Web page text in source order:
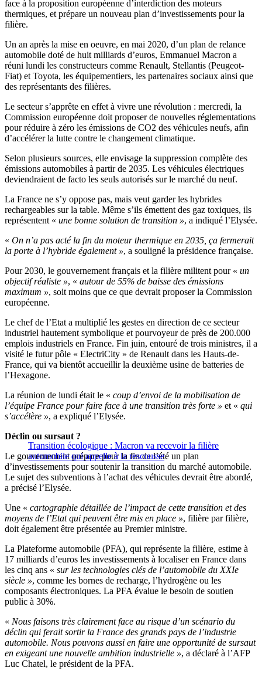
face à la proposition européenne d’interdiction des moteurs
thermiques, et prépare un nouveau plan d’investissements pour la
filière.
Un an après la mise en oeuvre, en mai 2020, d’un plan de relance
automobile doté de huit milliards d’euros, Emmanuel Macron a
réuni lundi les constructeurs comme Renault, Stellantis (Peugeot-
Fiat) et Toyota, les équipementiers, les partenaires sociaux ainsi que
des représentants des filières.
Le secteur s’apprête en effet à vivre une révolution : mercredi, la
Commission européenne doit proposer de nouvelles réglementations
pour réduire à zéro les émissions de CO2 des véhicules neufs, afin
d’accélérer la lutte contre le changement climatique.
Selon plusieurs sources, elle envisage la suppression complète des
émissions automobiles à partir de 2035. Les véhicules électriques
deviendraient de facto les seuls autorisés sur le marché du neuf.
La France ne s’y oppose pas, mais veut garder les hybrides
rechargeables sur la table. Même s’ils émettent des gaz toxiques, ils
représentent « une bonne solution de transition », a indiqué l’Elysée.
« On n’a pas acté la fin du moteur thermique en 2035, ça fermerait
la porte à l’hybride également », a souligné la présidence française.
Pour 2030, le gouvernement français et la filière militent pour « un
objectif réaliste », « autour de 55% de baisse des émissions
maximum », soit moins que ce que devrait proposer la Commission
européenne.
Le chef de l’Etat a multiplié les gestes en direction de ce secteur
industriel hautement symbolique et pourvoyeur de près de 200.000
emplois industriels en France. Fin juin, entouré de trois ministres, il a
visité le futur pôle « ElectriCity » de Renault dans les Hauts-de-
France, qui va bientôt accueillir la deuxième usine de batteries de
l’Hexagone.
La réunion de lundi était le « coup d’envoi de la mobilisation de
l’équipe France pour faire face à une transition très forte » et « qui
s’accélère », a expliqué l’Elysée.
Transition écologique : Macron va recevoir la filière
automobile qui appelle à la rescousse
Déclin ou sursaut ?
Le gouvernement prépare pour la fin de l’été un plan
d’investissements pour soutenir la transition du marché automobile.
Le sujet des subventions à l’achat des véhicules devrait être abordé,
a précisé l’Elysée.
Une « cartographie détaillée de l’impact de cette transition et des
moyens de l’Etat qui peuvent être mis en place », filière par filière,
doit également être présentée au Premier ministre.
La Plateforme automobile (PFA), qui représente la filière, estime à
17 milliards d’euros les investissements à localiser en France dans
les cinq ans « sur les technologies clés de l’automobile du XXIe
siècle », comme les bornes de recharge, l’hydrogène ou les
composants électroniques. La PFA évalue le besoin de soutien
public à 30%.
« Nous faisons très clairement face au risque d’un scénario du
déclin qui ferait sortir la France des grands pays de l’industrie
automobile. Nous pouvons aussi en faire une opportunité de sursaut
en exigeant une nouvelle ambition industrielle », a déclaré à l’AFP
Luc Chatel, le président de la PFA.